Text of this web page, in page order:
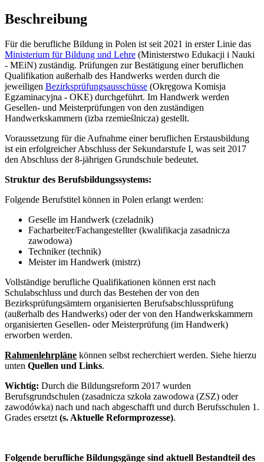
Beschreibung
Für die berufliche Bildung in Polen ist seit 2021 in erster Linie das
Ministerium für Bildung und Lehre (Ministerstwo Edukacji i Nauki
- MEiN) zuständig. Prüfungen zur Bestätigung einer beruflichen
Qualifikation außerhalb des Handwerks werden durch die
jeweiligen Bezirksprüfungsausschüsse (Okręgowa Komisja
Egzaminacyjna - OKE) durchgeführt. Im Handwerk werden
Gesellen- und Meisterprüfungen von den zuständigen
Handwerkskammern (izba rzemieślnicza) gestellt.
Voraussetzung für die Aufnahme einer beruflichen Erstausbildung
ist ein erfolgreicher Abschluss der Sekundarstufe I, was seit 2017
den Abschluss der 8-jährigen Grundschule bedeutet.
Struktur des Berufsbildungssystems:
Folgende Berufstitel können in Polen erlangt werden:
Geselle im Handwerk (czeladnik)
Facharbeiter/Fachangestellter (kwalifikacja zasadnicza
zawodowa)
Techniker (technik)
Meister im Handwerk (mistrz)
Vollständige berufliche Qualifikationen können erst nach
Schulabschluss und durch das Bestehen der von den
Bezirksprüfungsämtern organisierten Berufsabschlussprüfung
(außerhalb des Handwerks) oder der von den Handwerkskammern
organisierten Gesellen- oder Meisterprüfung (im Handwerk)
erworben werden.
Rahmenlehrpläne können selbst recherchiert werden. Siehe hierzu
unten Quellen und Links.
Wichtig: Durch die Bildungsreform 2017 wurden
Berufsgrundschulen (zasadnicza szkoła zawodowa (ZSZ) oder
zawodówka) nach und nach abgeschafft und durch Berufsschulen 1.
Grades ersetzt (s. Aktuelle Reformprozesse).
Folgende berufliche Bildungsgänge sind aktuell Bestandteil des